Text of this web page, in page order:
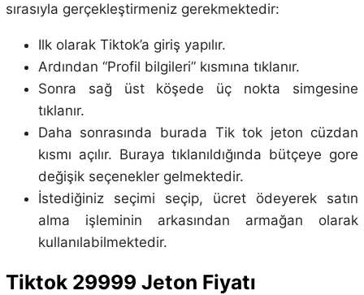
sırasıyla gerçekleştirmeniz gerekmektedir:
Ilk olarak Tiktok’a giriş yapılır.
Ardından “Profil bilgileri” kısmına tıklanır.
Sonra sağ üst köşede üç nokta simgesine
tıklanır.
Daha sonrasında burada Tik tok jeton cüzdan
kısmı açılır. Buraya tıklanıldığında bütçeye gore
değişik seçenekler gelmektedir.
İstediğiniz seçimi seçip, ücret ödeyerek satın
alma işleminin arkasından armağan olarak
kullanılabilmektedir.
Tiktok 29999 Jeton Fiyatı